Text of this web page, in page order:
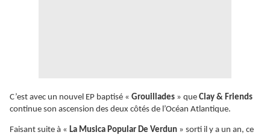
C’est avec un nouvel EP baptisé « Grouillades » que Clay & Friends
continue son ascension des deux côtés de l’Océan Atlantique.
Faisant suite à « La Musica Popular De Verdun » sorti il y a un an, ce